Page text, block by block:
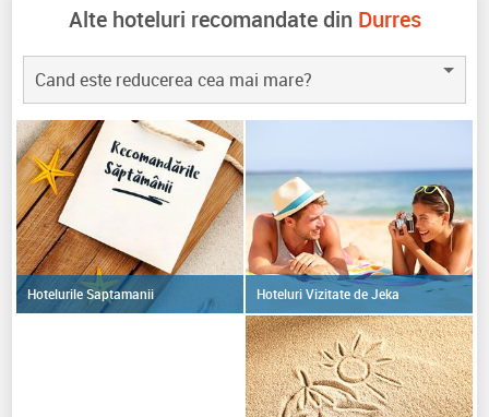
Alte hoteluri recomandate din Durres
Cand este reducerea cea mai mare?
Hotelurile Saptamanii Hoteluri Vizitate de Jeka